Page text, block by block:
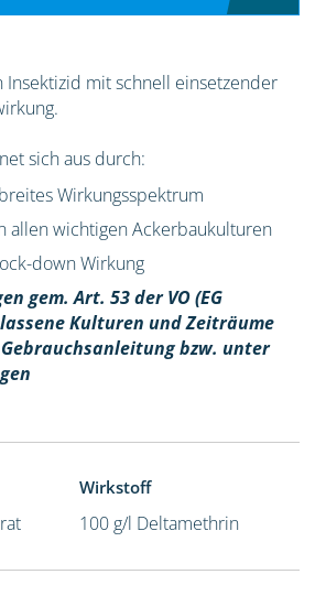
mit schnell einsetzender
sich aus durch:
Wirkungsspektrum
allen wichtigen Ackerbaukulturen
down Wirkung
gem. Art. 53 der VO (EG
Kulturen und Zeiträume
bzw. unter
Wirkstoff
100 g/l Deltamethrin